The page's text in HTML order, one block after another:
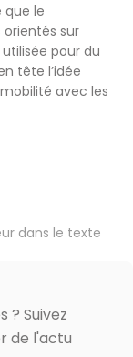
le
sur
pour du
tête l’idée
avec les
dans le texte
? Suivez
de l'actu